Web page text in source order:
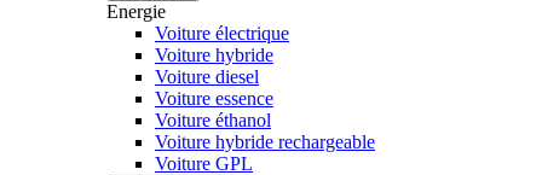
Energie
Voiture électrique
Voiture hybride
Voiture diesel
Voiture essence
Voiture éthanol
Voiture hybride rechargeable
Voiture GPL